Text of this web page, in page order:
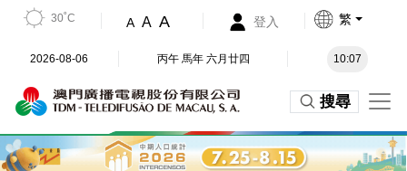
30˚C A A A 登入 繁
2026-08-06 丙午 馬年 六月廿四 10:07
搜尋